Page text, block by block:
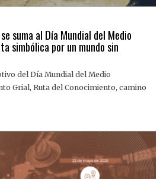
suma al Día Mundial del Medio
simbólica por un mundo sin
del Día Mundial del Medio
Grial, Ruta del Conocimiento, camino